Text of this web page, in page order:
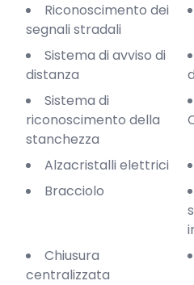
Riconoscimento dei
segnali stradali
Sistema di avviso di
distanza
Sistema di
riconoscimento della
stanchezza
Alzacristalli elettrici
Bracciolo
Chiusura
centralizzata